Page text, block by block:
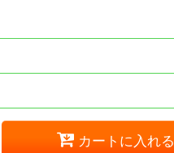
カートに入れる